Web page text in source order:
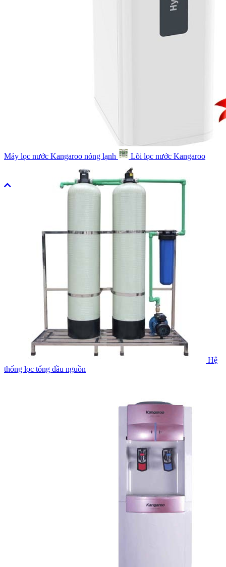
Máy lọc nước Kangaroo nóng lạnh Lõi lọc nước Kangaroo
Hệ
thống lọc tổng đầu nguồn